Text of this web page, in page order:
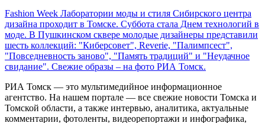
Fashion Week Лаборатории моды и стиля Сибирского центра
дизайна проходит в Томске. Суббота стала Днем технологий в
моде. В Пушкинском сквере молодые дизайнеры представили
шесть коллекций: "Киберсовет", Reverie, "Палимпсест",
"Повседневность заново", "Память традиций" и "Неудачное
свидание". Свежие образы – на фото РИА Томск.
РИА Томск — это мультимедийное информационное
агентство. На нашем портале — все свежие новости Томска и
Томской области, а также интервью, аналитика, актуальные
комментарии, фотоленты, видеорепортажи и инфографика,